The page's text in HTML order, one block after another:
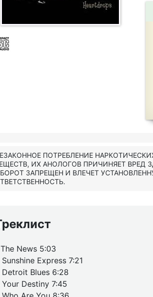
ПОТРЕБЛЕНИЕ
ИХ АНОЛОГОВ ПРИЧИНЯЕТ ВРЕД
ЗАПРЕЩЕН И ВЛЕЧЕТ
The News 5:03
Sunshine Express 7:21
Detroit Blues 6:28
Your Destiny 7:45